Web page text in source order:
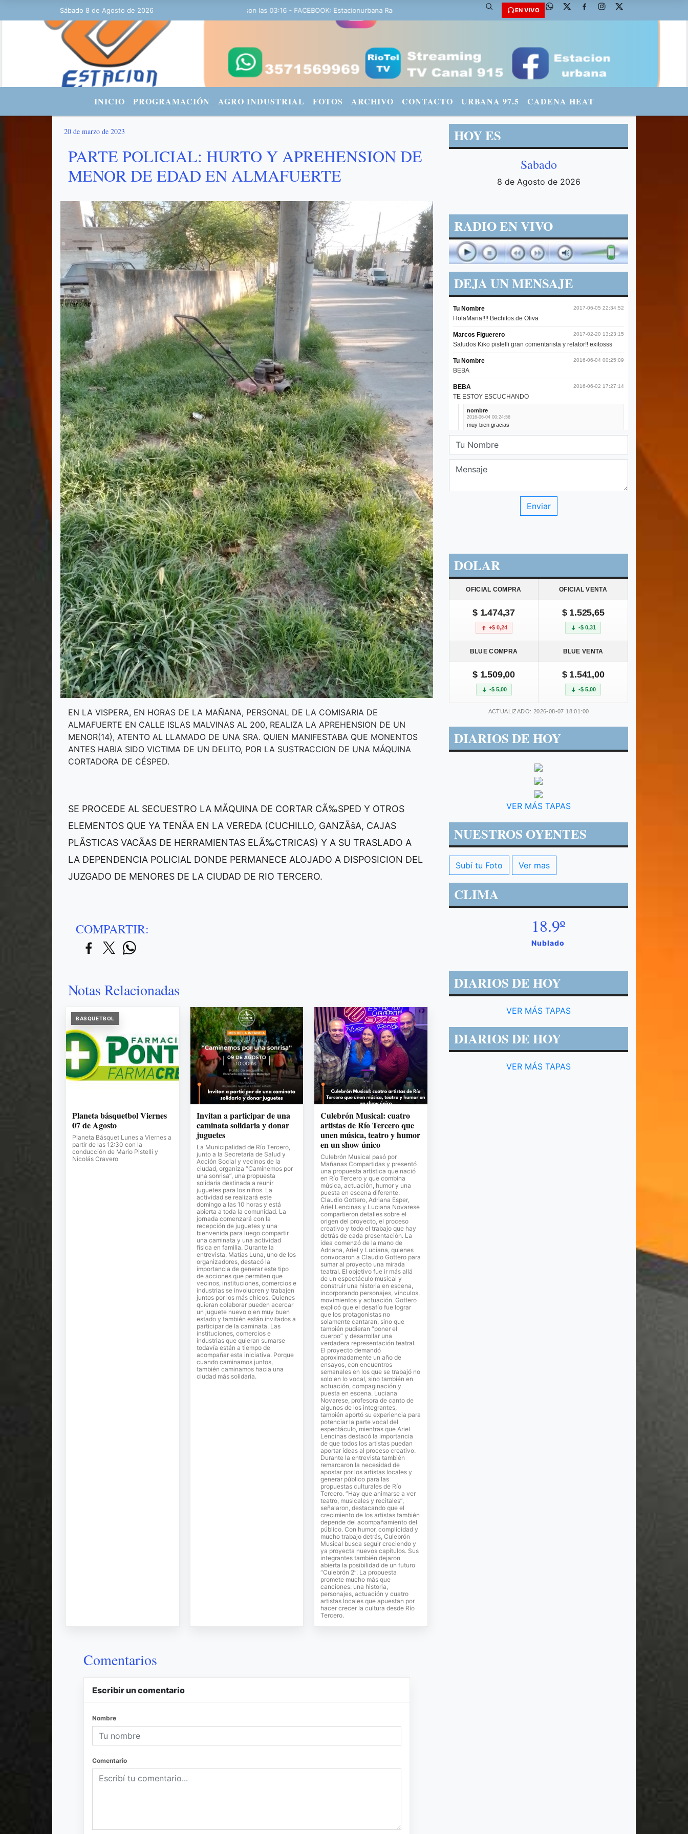
Sábado 8 de Agosto de 2026
Hoy es Sábado 8 de Agosto de 2026 y son las 03:16 - FACEBOOK: Estacionurbana Radiourbana - TWITTER: @fmradiourbana - INSTAGRAM: urbanario3 WHATSAPP: 3571569969
EN VIVO
INICIO PROGRAMACIÓN AGRO INDUSTRIAL FOTOS ARCHIVO CONTACTO URBANA 97.5 CADENA HEAT
20 de marzo de 2023
PARTE POLICIAL: HURTO Y APREHENSION DE
MENOR DE EDAD EN ALMAFUERTE
EN LA VISPERA, EN HORAS DE LA MAÑANA, PERSONAL DE LA COMISARIA DE
ALMAFUERTE EN CALLE ISLAS MALVINAS AL 200, REALIZA LA APREHENSION DE UN
MENOR(14), ATENTO AL LLAMADO DE UNA SRA. QUIEN MANIFESTABA QUE MONENTOS
ANTES HABIA SIDO VICTIMA DE UN DELITO, POR LA SUSTRACCION DE UNA MÁQUINA
CORTADORA DE CÉSPED.
SE PROCEDE AL SECUESTRO LA MÃQUINA DE CORTAR CÃ‰SPED Y OTROS
ELEMENTOS QUE YA TENÃA EN LA VEREDA (CUCHILLO, GANZÃšA, CAJAS
PLÃSTICAS VACÃAS DE HERRAMIENTAS ELÃ‰CTRICAS) Y A SU TRASLADO A
LA DEPENDENCIA POLICIAL DONDE PERMANECE ALOJADO A DISPOSICION DEL
JUZGADO DE MENORES DE LA CIUDAD DE RIO TERCERO.
COMPARTIR:
Notas Relacionadas
BASQUETBOL
Planeta básquetbol Viernes
07 de Agosto
Planeta Básquet Lunes a Viernes a
partir de las 12:30 con la
conducción de Mario Pistelli y
Nicolás Cravero
Invitan a participar de una
caminata solidaria y donar
juguetes
La Municipalidad de Río Tercero,
junto a la Secretaría de Salud y
Acción Social y vecinos de la
ciudad, organiza “Caminemos por
una sonrisa”, una propuesta
solidaria destinada a reunir
juguetes para los niños. La
actividad se realizará este
domingo a las 10 horas y está
abierta a toda la comunidad. La
jornada comenzará con la
recepción de juguetes y una
bienvenida para luego compartir
una caminata y una actividad
física en familia. Durante la
entrevista, Matías Luna, uno de los
organizadores, destacó la
importancia de generar este tipo
de acciones que permiten que
vecinos, instituciones, comercios e
industrias se involucren y trabajen
juntos por los más chicos. Quienes
quieran colaborar pueden acercar
un juguete nuevo o en muy buen
estado y también están invitados a
participar de la caminata. Las
instituciones, comercios e
industrias que quieran sumarse
todavía están a tiempo de
acompañar esta iniciativa. Porque
cuando caminamos juntos,
también caminamos hacia una
ciudad más solidaria.
Culebrón Musical: cuatro
artistas de Río Tercero que
unen música, teatro y humor
en un show único
Culebrón Musical pasó por
Mañanas Compartidas y presentó
una propuesta artística que nació
en Río Tercero y que combina
música, actuación, humor y una
puesta en escena diferente.
Claudio Gottero, Adriana Esper,
Ariel Lencinas y Luciana Novarese
compartieron detalles sobre el
origen del proyecto, el proceso
creativo y todo el trabajo que hay
detrás de cada presentación. La
idea comenzó de la mano de
Adriana, Ariel y Luciana, quienes
convocaron a Claudio Gottero para
sumar al proyecto una mirada
teatral. El objetivo fue ir más allá
de un espectáculo musical y
construir una historia en escena,
incorporando personajes, vínculos,
movimientos y actuación. Gottero
explicó que el desafío fue lograr
que los protagonistas no
solamente cantaran, sino que
también pudieran “poner el
cuerpo” y desarrollar una
verdadera representación teatral.
El proyecto demandó
aproximadamente un año de
ensayos, con encuentros
semanales en los que se trabajó no
solo en lo vocal, sino también en
actuación, compaginación y
puesta en escena. Luciana
Novarese, profesora de canto de
algunos de los integrantes,
también aportó su experiencia para
potenciar la parte vocal del
espectáculo, mientras que Ariel
Lencinas destacó la importancia
de que todos los artistas puedan
aportar ideas al proceso creativo.
Durante la entrevista también
remarcaron la necesidad de
apostar por los artistas locales y
generar público para las
propuestas culturales de Río
Tercero. “Hay que animarse a ver
teatro, musicales y recitales”,
señalaron, destacando que el
crecimiento de los artistas también
depende del acompañamiento del
público. Con humor, complicidad y
mucho trabajo detrás, Culebrón
Musical busca seguir creciendo y
ya proyecta nuevos capítulos. Sus
integrantes también dejaron
abierta la posibilidad de un futuro
“Culebrón 2”. La propuesta
promete mucho más que
canciones: una historia,
personajes, actuación y cuatro
artistas locales que apuestan por
hacer crecer la cultura desde Río
Tercero.
Comentarios
Escribir un comentario
Nombre
Comentario
HOY ES
Sabado
8 de Agosto de 2026
RADIO EN VIVO
DEJA UN MENSAJE
DOLAR
OFICIAL COMPRA OFICIAL VENTA
$ 1.474,37
+$ 0,24
$ 1.525,65
-$ 0,31
BLUE COMPRA BLUE VENTA
$ 1.509,00
-$ 5,00
$ 1.541,00
-$ 5,00
ACTUALIZADO: 2026-08-07 18:01:00
DIARIOS DE HOY
VER MÁS TAPAS
NUESTROS OYENTES
Subí tu Foto Ver mas
CLIMA
18.9º
Nublado
DIARIOS DE HOY
VER MÁS TAPAS
DIARIOS DE HOY
VER MÁS TAPAS